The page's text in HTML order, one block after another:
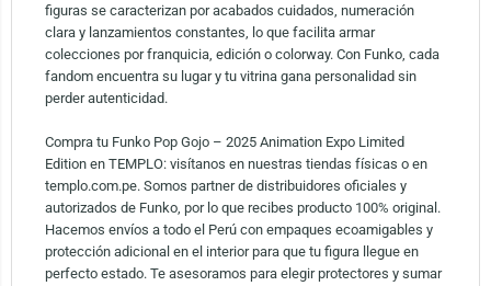
figuras se caracterizan por acabados cuidados, numeración
clara y lanzamientos constantes, lo que facilita armar
colecciones por franquicia, edición o colorway. Con Funko, cada
fandom encuentra su lugar y tu vitrina gana personalidad sin
perder autenticidad.
Compra tu Funko Pop Gojo – 2025 Animation Expo Limited
Edition en TEMPLO: visítanos en nuestras tiendas físicas o en
templo.com.pe. Somos partner de distribuidores oficiales y
autorizados de Funko, por lo que recibes producto 100% original.
Hacemos envíos a todo el Perú con empaques ecoamigables y
protección adicional en el interior para que tu figura llegue en
perfecto estado. Te asesoramos para elegir protectores y sumar